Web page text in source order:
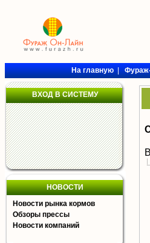
На главную|
ВХОД В СИСТЕМУ
НОВОСТИ
Новости рынка кормов
Обзоры прессы
Новости компаний